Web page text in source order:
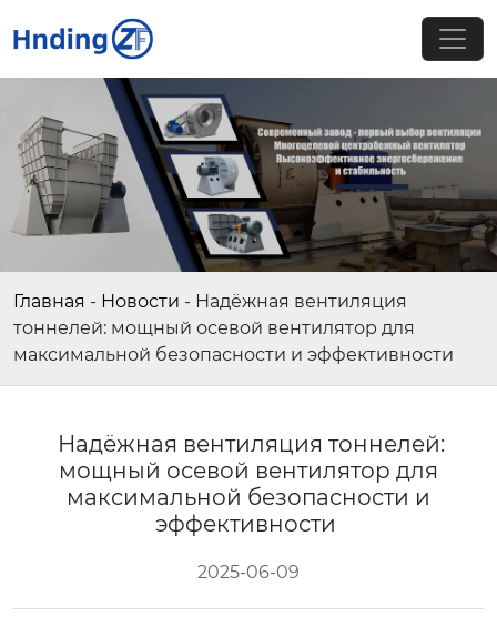
Главная - Новости - Надёжная вентиляция
тоннелей: мощный осевой вентилятор для
максимальной безопасности и эффективности
Надёжная вентиляция тоннелей:
мощный осевой вентилятор для
максимальной безопасности и
эффективности
2025-06-09